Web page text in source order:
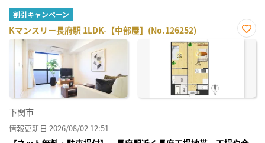
割引キャンペーン
Kマンスリー長府駅 1LDK-【中部屋】(No.126252)
お気
下関市
情報更新日 2026/08/02 12:51